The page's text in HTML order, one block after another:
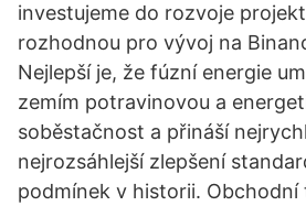
investujeme do rozvoje
rozhodnou pro vývoj na
Nejlepší je, že fúzní energie
zemím potravinovou a
soběstačnost a přináší
nejrozsáhlejší zlepšení
podmínek v historii. Obchodní